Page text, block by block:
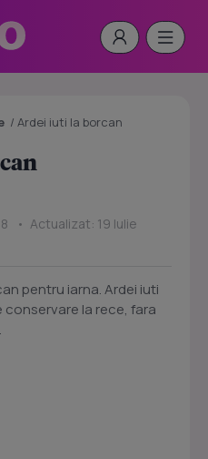
/ Ardei iuti la borcan
• Actualizat: 19 Iulie
pentru iarna. Ardei iuti
la rece, fara